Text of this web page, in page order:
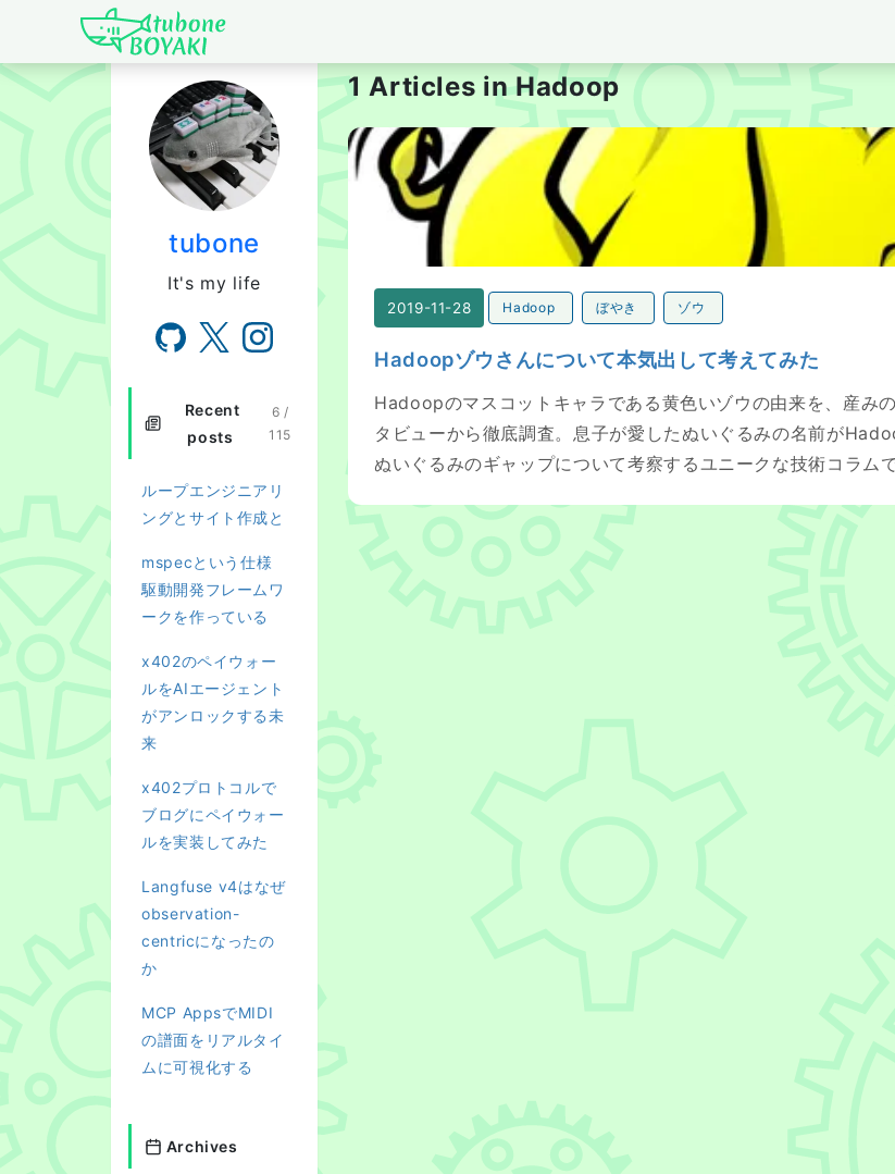
Japanese IT Developer's Blog tubone
tubone
It's my life
Recent
posts
6 /
115
ループエンジニアリ
ングとサイト作成と
mspecという仕様
駆動開発フレームワ
ークを作っている
x402のペイウォー
ルをAIエージェント
がアンロックする未
来
x402プロトコルで
ブログにペイウォー
ルを実装してみた
Langfuse v4はなぜ
observation-
centricになったの
か
MCP AppsでMIDI
の譜面をリアルタイ
ムに可視化する
Archives
1 Articles in Hadoop
Hadoopゾウさんについて本気出して考えてみた
2019-11-28 Hadoop ぼやき ゾウ
Hadoopゾウさんについて本気出して考えてみた
Hadoopのマスコットキャラである黄色いゾウの由来を、産み
タビューから徹底調査。息子が愛したぬいぐるみの名前が
ぬいぐるみのギャップについて考察するユニークな技術コラムで